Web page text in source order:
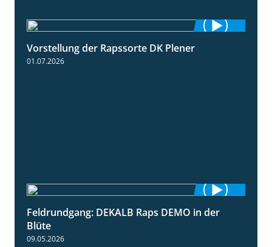
Vorstellung der Rapssorte DK Plener
01.07.2026
2:37
Feldrundgang: DEKALB Raps DEMO in der
Blüte
09.05.2026